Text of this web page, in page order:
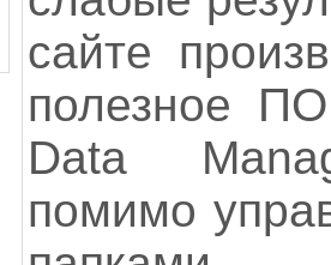
сайте
полезное
Data
помимо